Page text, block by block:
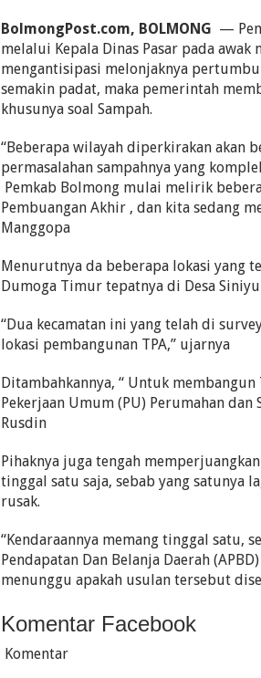
BolmongPost.com, BOLMONG —
melalui Kepala Dinas Pasar pada
mengantisipasi melonjaknya
semakin padat, maka pemerintah
khusunya soal Sampah.
“Beberapa wilayah diperkirakan akan
permasalahan sampahnya yang
Pemkab Bolmong mulai melirik
Pembuangan Akhir , dan kita sedang
Manggopa
Menurutnya da beberapa lokasi yang
Dumoga Timur tepatnya di Desa
“Dua kecamatan ini yang telah di
lokasi pembangunan TPA,” ujarnya
Ditambahkannya, “ Untuk
Pekerjaan Umum (PU) Perumahan
Rusdin
Pihaknya juga tengah
tinggal satu saja, sebab yang satunya
rusak.
“Kendaraannya memang tinggal satu,
Pendapatan Dan Belanja Daerah
menunggu apakah usulan tersebut
Komentar Facebook
Komentar